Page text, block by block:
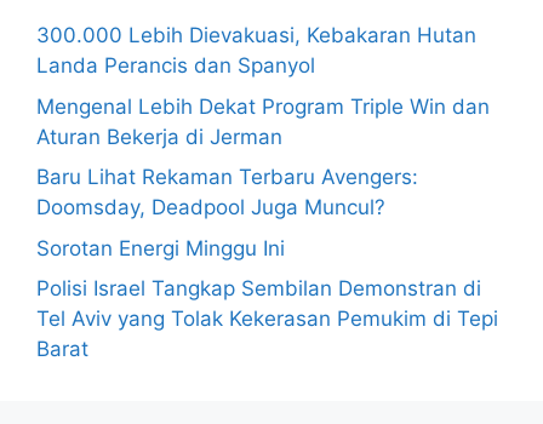
300.000 Lebih Dievakuasi, Kebakaran Hutan
Landa Perancis dan Spanyol
Mengenal Lebih Dekat Program Triple Win dan
Aturan Bekerja di Jerman
Baru Lihat Rekaman Terbaru Avengers:
Doomsday, Deadpool Juga Muncul?
Sorotan Energi Minggu Ini
Polisi Israel Tangkap Sembilan Demonstran di
Tel Aviv yang Tolak Kekerasan Pemukim di Tepi
Barat